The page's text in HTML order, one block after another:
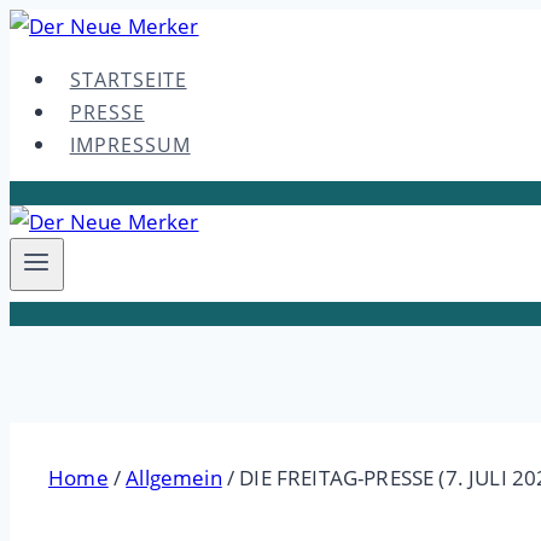
Skip
contentSTARTSEITE
PRESSE
IMPRESSUM
Home /Allgemein / DIE FREITAG-PRESSE (7. JULI